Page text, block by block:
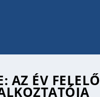
AZ ÉV